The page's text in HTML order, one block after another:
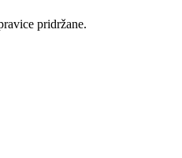
pridržane.